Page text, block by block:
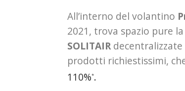
All’interno del volantino
2021, trova spazio pure
SOLITAIRdecentralizzate
prodotti richiestissimi,
110%*.